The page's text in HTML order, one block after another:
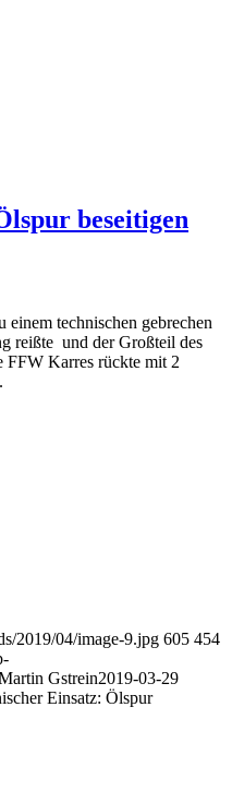
beseitigen
technischen gebrechen
reißte und der Großteil des
FFW Karres rückte mit 2
2019/04/image-9.jpg 605 454
Gstrein2019-03-29
Einsatz: Ölspur